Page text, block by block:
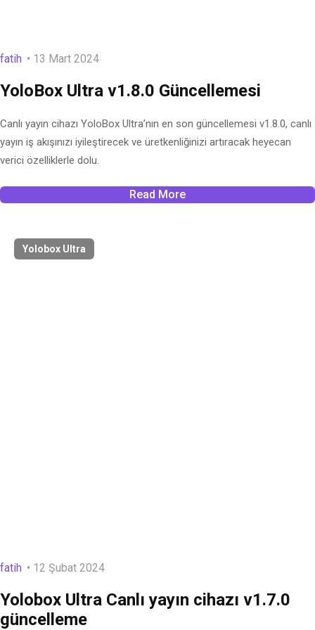
fatih 13 Mart 2024
YoloBox Ultra v1.8.0 Güncellemesi
Canlı yayın cihazı YoloBox Ultra’nın en son güncellemesi v1.8.0, canlı
yayın iş akışınızı iyileştirecek ve üretkenliğinizi artıracak heyecan
verici özelliklerle dolu.
Read More
Yolobox Ultra
fatih 12 Şubat 2024
Yolobox Ultra Canlı yayın cihazı v1.7.0
güncelleme